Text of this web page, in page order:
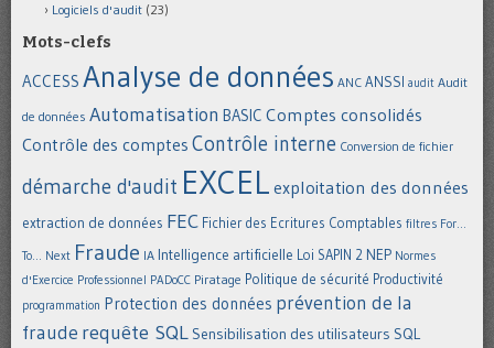
Logiciels d'audit (23)
Mots-clefs
ACCESS Analyse de données ANC ANSSI audit Audit
de données Automatisation BASIC Comptes consolidés
Contrôle des comptes Contrôle interne Conversion de fichier
démarche d'audit EXCEL exploitation des données
extraction de données FEC Fichier des Ecritures Comptables filtres For...
To... Next Fraude IA Intelligence artificielle Loi SAPIN 2 NEP Normes
d'Exercice Professionnel PADoCC Piratage Politique de sécurité Productivité
programmation Protection des données prévention de la
fraude requête SQL Sensibilisation des utilisateurs SQL